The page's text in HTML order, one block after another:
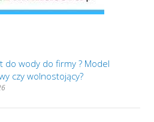
do wody do firmy ? Model
czy wolnostojący?